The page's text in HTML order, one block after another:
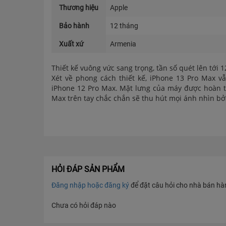
Thương hiệu Apple
Bảo hành 12 tháng
Xuất xứ Armenia
Thiết kế vuông vức sang trọng, tần số quét lên tới
Xét về phong cách thiết kế, iPhone 13 Pro Max
iPhone 12 Pro Max. Mặt lưng của máy được
Max trên tay chắc chắn sẽ thu hút mọi ánh nhìn
Là chiếc iPhone lớn nhất nên màn hình của
thỏ quen thuộc nhưng đã được tinh chỉnh nhỏ
12MP nằm trong tai thỏ và cung cấp bảo mật
Apple đã trang bị màn hình Super Retina XDR
cũng đã được tăng lên 1.200 nits. Có thể nói đây
Chip A15 Bionic mạnh mẽ, bộ nhớ cực khủng
HỎI ĐÁP SẢN PHẨM
Đăng nhập hoặc đăng kýđể đặt câu hỏi cho nhà bán
Chưa có hỏi đáp nào